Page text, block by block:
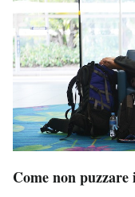
Come non